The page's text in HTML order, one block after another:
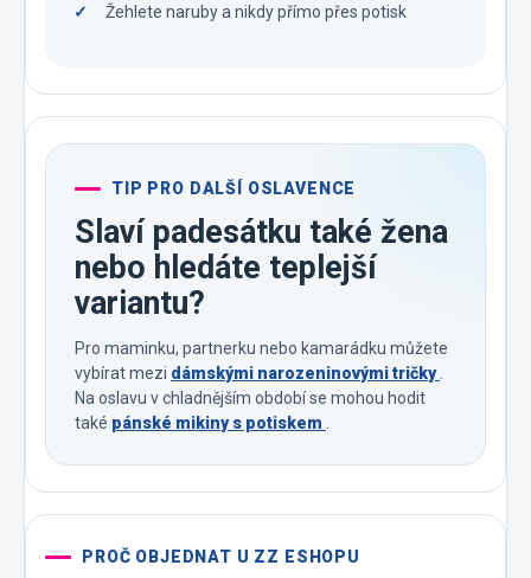
Žehlete naruby a nikdy přímo přes potisk
TIP PRO DALŠÍ OSLAVENCE
Slaví padesátku také žena
nebo hledáte teplejší
variantu?
Pro maminku, partnerku nebo kamarádku můžete
vybírat mezi dámskými narozeninovými tričky
Na oslavu v chladnějším období se mohou hodit
také pánské mikiny s potiskem
PROČ OBJEDNAT U ZZ ESHOPU